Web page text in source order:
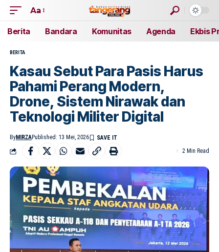
Aa
Berita Bandara Komunitas Agenda Ekbis
BERITA
Kasau Sebut Para Pasis Harus
Pahami Perang Modern,
Drone, Sistem Nirawak dan
Teknologi Militer Digital
ByMIRZAPublished: 13 Mei, 2026
2 Min Read